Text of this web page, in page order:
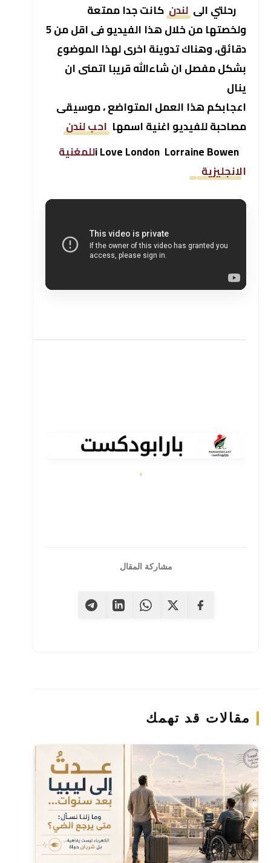
رحلتي الى لندن كانت جدا ممتعة
ولخصتها من خلال هذا الفيديو فى اقل من 5
دقائق، وهناك تدوينة اخرى لهذا الموضوع
بشكل مفصل ان شاءالله قريبا اتمنى ان
ينال
اعجابكم هذا العمل المتواضع ، موسيقى
مصاحبة للفيديو اغنية اسمها احب لندن
London Lorraine Bowen
للمغنية
الانجليزية
مشاركة المقال
مقالات قد تهمك